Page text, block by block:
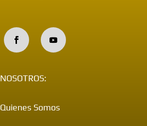
NOSOTROS:
Quienes Somos